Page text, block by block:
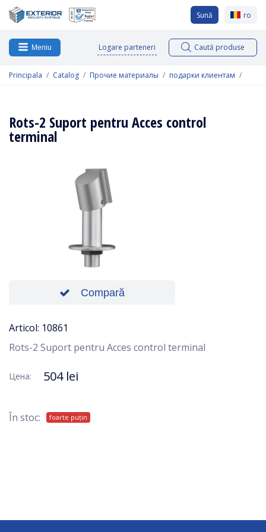
Sună ro
Meniu Logare parteneri Caută produse
Principala Catalog Прочие материалы подарки клиентам
Rots-2 Suport pentru Acces control
terminal
Compară
Articol: 10861
Rots-2 Suport pentru Acces control terminal
Цена: 504 lei
În stoc: foarte puțin